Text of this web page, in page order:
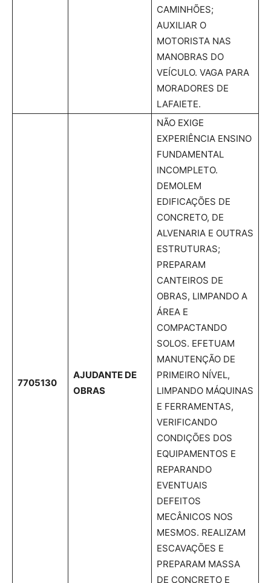
CAMINHÕES;
AUXILIAR O
MOTORISTA NAS
MANOBRAS DO
VEÍCULO. VAGA PARA
MORADORES DE
LAFAIETE.
7705130
AJUDANTE DE
OBRAS
NÃO EXIGE
EXPERIÊNCIA ENSINO
FUNDAMENTAL
INCOMPLETO.
DEMOLEM
EDIFICAÇÕES DE
CONCRETO, DE
ALVENARIA E OUTRAS
ESTRUTURAS;
PREPARAM
CANTEIROS DE
OBRAS, LIMPANDO A
ÁREA E
COMPACTANDO
SOLOS. EFETUAM
MANUTENÇÃO DE
PRIMEIRO NÍVEL,
LIMPANDO MÁQUINAS
E FERRAMENTAS,
VERIFICANDO
CONDIÇÕES DOS
EQUIPAMENTOS E
REPARANDO
EVENTUAIS
DEFEITOS
MECÂNICOS NOS
MESMOS. REALIZAM
ESCAVAÇÕES E
PREPARAM MASSA
DE CONCRETO E